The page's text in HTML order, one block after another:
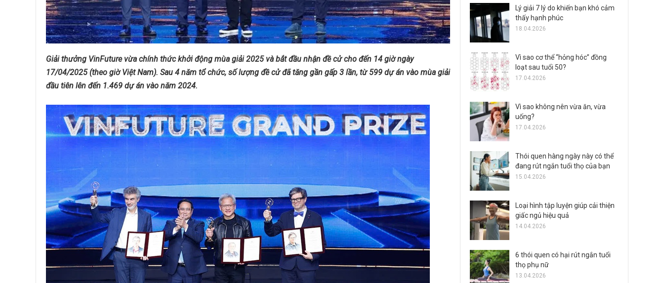
Giải thưởng VinFuture vừa chính thức khởi động mùa giải 2025 và bắt đầu nhận đề cử cho đến 14 giờ ngày
17/04/2025 (theo giờ Việt Nam). Sau 4 năm tổ chức, số lượng đề cử đã tăng gần gấp 3 lần, từ 599 dự án vào mùa giải
đầu tiên lên đến 1.469 dự án vào năm 2024.
Lý giải 7 lý do khiến bạn khó cảm
thấy hạnh phúc
18.04.2026
Vì sao cơ thể “hỏng hóc” đồng
loạt sau tuổi 50?
17.04.2026
Vì sao không nên vừa ăn, vừa
uống?
17.04.2026
Thói quen hàng ngày này có thể
đang rút ngắn tuổi thọ của bạn
15.04.2026
Loại hình tập luyện giúp cải thiện
giấc ngủ hiệu quả
14.04.2026
6 thói quen có hại rút ngắn tuổi
thọ phụ nữ
13.04.2026